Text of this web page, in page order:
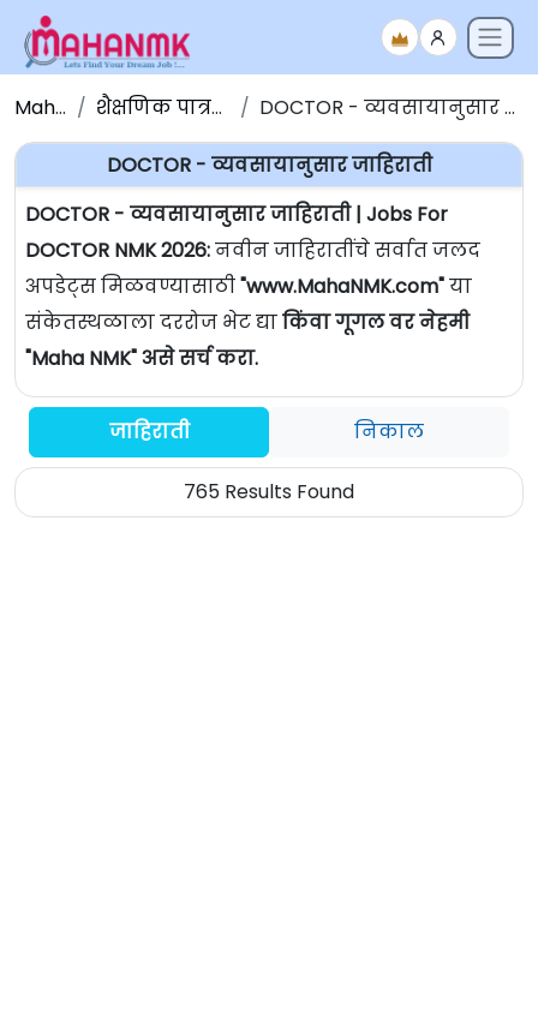
Maha NMK शैक्षणिक पात्रतेनुसार जाहिराती DOCTOR - व्यवसायानुसार जाहिराती | Jobs For DOCTOR
DOCTOR - व्यवसायानुसार जाहिराती
DOCTOR - व्यवसायानुसार जाहिराती | Jobs For
DOCTOR NMK 2026:नवीन जाहिरातींचे सर्वात जलद
अपडेट्स मिळवण्यासाठी"www.MahaNMK.com"या
संकेतस्थळाला दररोज भेट द्याकिंवा गूगल वर नेहमी
"Maha NMK" असे सर्च करा.
जाहिराती निकाल
765 Results Found